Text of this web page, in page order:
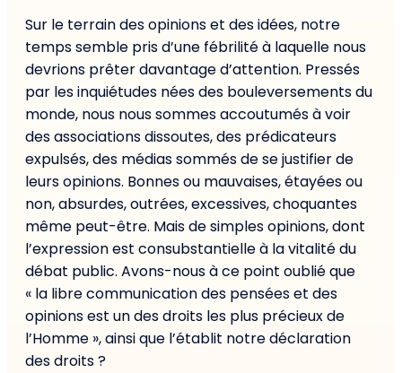
Sur le terrain des opinions et des idées, notre
temps semble pris d’une fébrilité à laquelle nous
devrions prêter davantage d’attention. Pressés
par les inquiétudes nées des bouleversements du
monde, nous nous sommes accoutumés à voir
des associations dissoutes, des prédicateurs
expulsés, des médias sommés de se justifier de
leurs opinions. Bonnes ou mauvaises, étayées ou
non, absurdes, outrées, excessives, choquantes
même peut-être. Mais de simples opinions, dont
l’expression est consubstantielle à la vitalité du
débat public. Avons-nous à ce point oublié que
« la libre communication des pensées et des
opinions est un des droits les plus précieux de
l’Homme », ainsi que l’établit notre déclaration
des droits ?